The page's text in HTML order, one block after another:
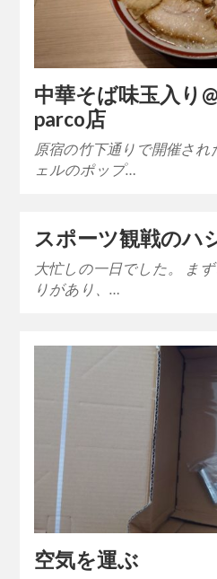
中華そば味玉入り
parco店
原宿の竹下通りで開催さ
ェルのポップ…
スポーツ観戦のハ
大忙しの一日でした。 ま
りがあり、…
空気を運ぶ